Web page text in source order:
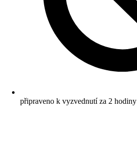
připraveno k vyzvednutí za 2 hodiny